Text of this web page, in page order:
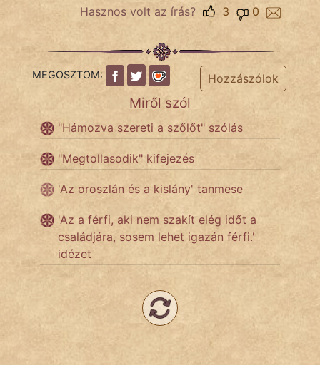
mikkamakka
nagyöreg
Név nélkül
pszichopati
szegény legény
Hoffer Botond
szemfüles
Hasznos volt az írás? 0
3
MEGOSZTOM: Hozzászólok
Miről szól
"Hámozva szereti a szőlőt" szólás
"Megtollasodik" kifejezés
'Az oroszlán és a kislány' tanmese
'Az a férfi, aki nem szakít elég időt a
családjára, sosem lehet igazán férfi.'
idézet